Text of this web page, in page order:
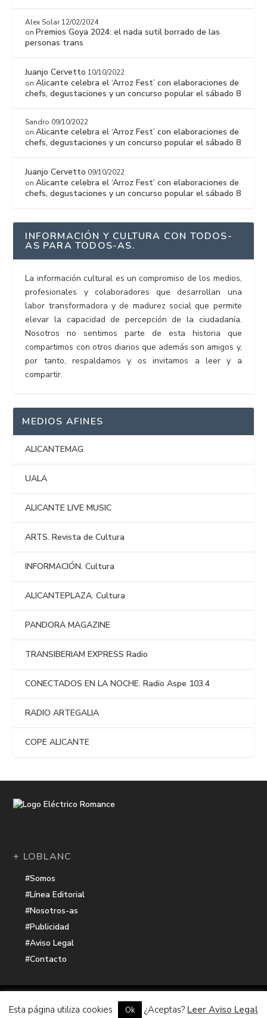
Alex Solar 12/02/2024
on Premios Goya 2024: el nada sutil borrado de las
personas trans
Juanjo Cervetto 10/10/2022
onAlicante celebra el ‘Arroz Fest’ con elaboraciones de
chefs, degustaciones y un concurso popular el sábado 8
Sandro 09/10/2022
onAlicante celebra el ‘Arroz Fest’ con elaboraciones de
chefs, degustaciones y un concurso popular el sábado 8
Juanjo Cervetto 09/10/2022
onAlicante celebra el ‘Arroz Fest’ con elaboraciones de
chefs, degustaciones y un concurso popular el sábado 8
INFORMACIÓN Y CULTURA CON TODOS-
AS PARA TODOS-AS.
La información cultural es un compromiso de los medios,
profesionales y colaboradores que desarrollan una
labor transformadora y de madurez social que permite
elevar la capacidad de percepción de la ciudadanía.
Nosotros no sentimos parte de esta historia que
compartimos con otros diarios que además son amigos y,
por tanto, respaldamos y os invitamos a leer y a
compartir.
MEDIOS AFINES
ALICANTEMAG
UALA
ALICANTE LIVE MUSIC
ARTS. Revista de Cultura
INFORMACIÓN. Cultura
ALICANTEPLAZA. Cultura
PANDORA MAGAZINE
TRANSIBERIAM EXPRESS Radio
CONECTADOS EN LA NOCHE. Radio Aspe 103.4
RADIO ARTEGALIA
COPE ALICANTE
+ LOBLANC
#Somos
#Línea Editorial
#Nosotros-as
#Publicidad
#Aviso Legal
#Contacto
Electrico Romance
Hacker Harbor
Esta página utiliza cookies Ok ¿Aceptas? Leer Aviso Legal